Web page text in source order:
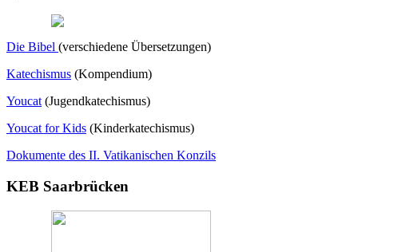
Die Bibel (verschiedene Übersetzungen)
Katechismus (Kompendium)
Youcat (Jugendkatechismus)
Youcat for Kids (Kinderkatechismus)
Dokumente des II. Vatikanischen Konzils
KEB Saarbrücken